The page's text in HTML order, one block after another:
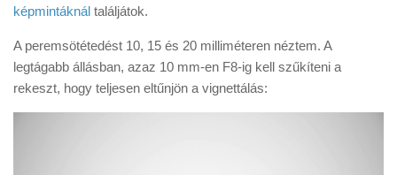
képmintáknál találjátok.
A peremsötétedést 10, 15 és 20 milliméteren néztem. A
legtágabb állásban, azaz 10 mm-en F8-ig kell szűkíteni a
rekeszt, hogy teljesen eltűnjön a vignettálás: